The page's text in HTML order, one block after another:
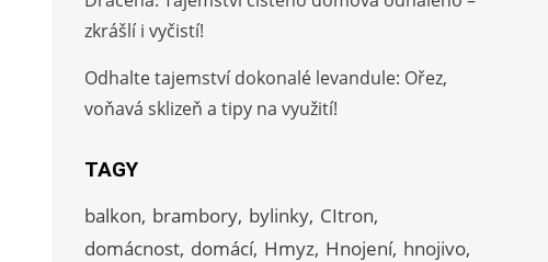
zkrášlí i vyčistí!
Odhalte tajemství dokonalé levandule: Ořez,
voňavá sklizeň a tipy na využití!
TAGY
balkon brambory bylinky CItron
domácnost domácí Hmyz Hnojení hnojivo